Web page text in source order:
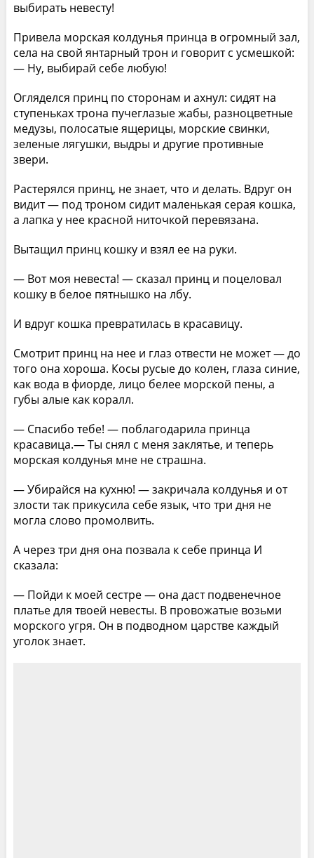
выбирать невесту!
Привела морская колдунья принца в огромный зал,
села на свой янтарный трон и говорит с усмешкой:
— Ну, выбирай себе любую!
Огляделся принц по сторонам и ахнул: сидят на
ступеньках трона пучеглазые жабы, разноцветные
медузы, полосатые ящерицы, морские свинки,
зеленые лягушки, выдры и другие противные
звери.
Растерялся принц, не знает, что и делать. Вдруг он
видит — под троном сидит маленькая серая кошка,
а лапка у нее красной ниточкой перевязана.
Вытащил принц кошку и взял ее на руки.
— Вот моя невеста! — сказал принц и поцеловал
кошку в белое пятнышко на лбу.
И вдруг кошка превратилась в красавицу.
Смотрит принц на нее и глаз отвести не может — до
того она хороша. Косы русые до колен, глаза синие,
как вода в фиорде, лицо белее морской пены, а
губы алые как коралл.
— Спасибо тебе! — поблагодарила принца
красавица.— Ты снял с меня заклятье, и теперь
морская колдунья мне не страшна.
— Убирайся на кухню! — закричала колдунья и от
злости так прикусила себе язык, что три дня не
могла слово промолвить.
А через три дня она позвала к себе принца И
сказала:
— Пойди к моей сестре — она даст подвенечное
платье для твоей невесты. В провожатые возьми
морского угря. Он в подводном царстве каждый
уголок знает.